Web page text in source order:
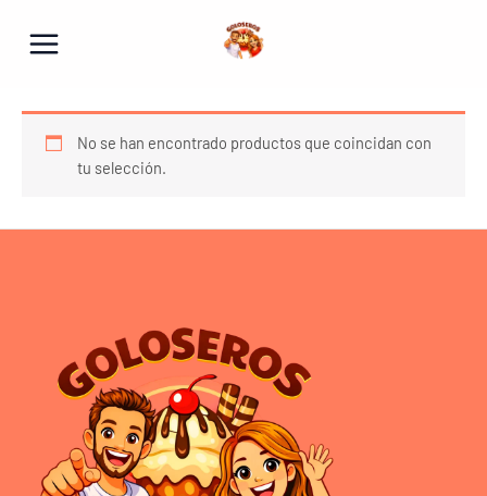
contenido
No se han encontrado productos que coincidan con
tu selección.